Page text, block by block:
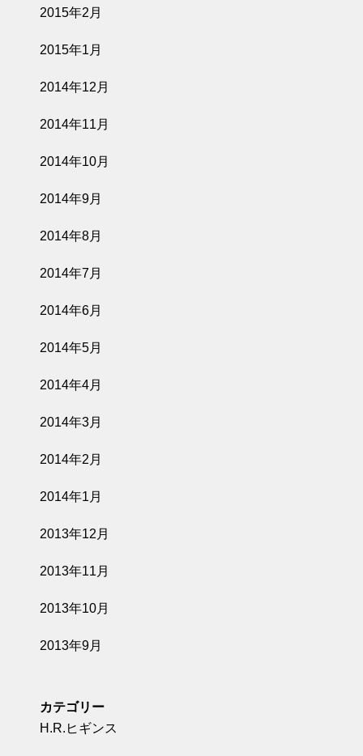
2015年2月
2015年1月
2014年12月
2014年11月
2014年10月
2014年9月
2014年8月
2014年7月
2014年6月
2014年5月
2014年4月
2014年3月
2014年2月
2014年1月
2013年12月
2013年11月
2013年10月
2013年9月
カテゴリー
H.R.ヒギンス